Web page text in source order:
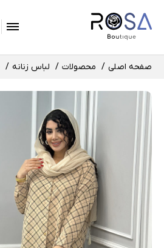
صفحه اصلی محصولات لباس زنانه